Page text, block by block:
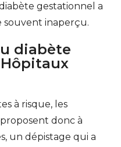
gestationnel a
souvent inaperçu.
diabète
à risque, les
proposent donc à
un dépistage qui a